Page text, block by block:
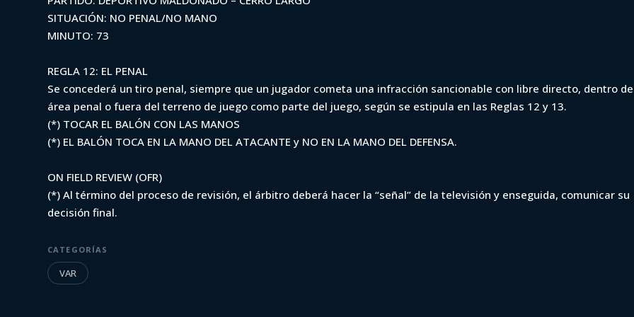
73)
Iniciá sesión para ver
SITUACIÓN: NO PENAL/NO MANO
MINUTO: 73
REGLA 12: EL PENAL
Se concederá un tiro penal, siempre que un jugador cometa una infracción sancionable con libre directo, dentro
área penal o fuera del terreno de juego como parte del juego, según se estipula en las Reglas 12 y 13.
(*) TOCAR EL BALÓN CON LAS MANOS
(*) EL BALÓN TOCA EN LA MANO DEL ATACANTE y NO EN LA MANO DEL DEFENSA.
ON FIELD REVIEW (OFR)
(*) Al término del proceso de revisión, el árbitro deberá hacer la “señal” de la televisión y enseguida, comunicar su
decisión final.
CATEGORÍAS
VAR